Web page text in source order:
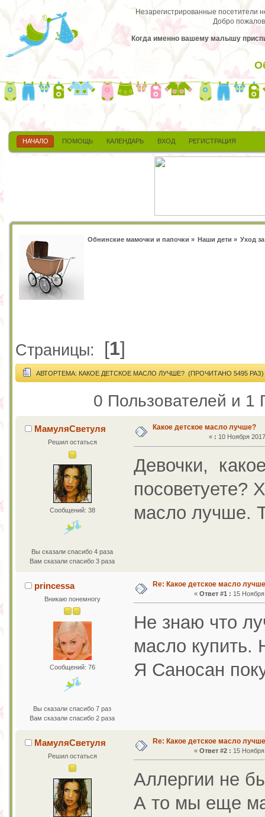
Незарегистрированные посетители
Добро
Когда именно вашему малышу
НАЧАЛО ПОМОЩЬ КАЛЕНДАРЬ ВХОД РЕГИСТРАЦИЯ
Обнинские мамочки и папочки » Наши дети » Уход
Страницы: [1]
АВТОРТЕМА: КАКОЕ ДЕТСКОЕ МАСЛО ЛУЧШЕ? (ПРОЧИТАНО 5495 РАЗ)
0 Пользователей и 1
МамуляСветуля
Решил остаться
Сообщений: 38
Вы сказали спасибо 4 раза
Вам сказали спасибо 3 раза
Какое детское масло лучше?
« : 10 Ноября
Девочки,
посоветуете?
масло лучше.
princessa
Вникаю понемногу
Сообщений: 76
Вы сказали спасибо 7 раз
Вам сказали спасибо 2 раза
Re: Какое детское масло
« Ответ #1 : 15
Не знаю что
масло купить.
Я Саносан
МамуляСветуля
Решил остаться
Re: Какое детское масло
« Ответ #2 : 15
Аллергии не
А то мы еще